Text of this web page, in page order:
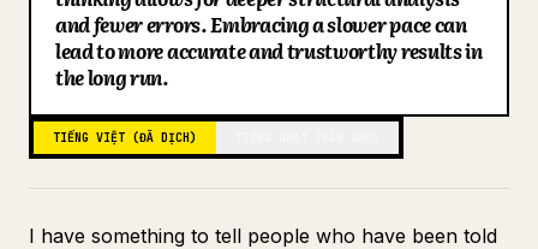
Blog
Cập nhật
and fewer errors. Embracing a slower pace can
lead to more accurate and trustworthy results in
the long run.
TIẾNG VIỆT (ĐÃ DỊCH)
I have something to tell people who have been told